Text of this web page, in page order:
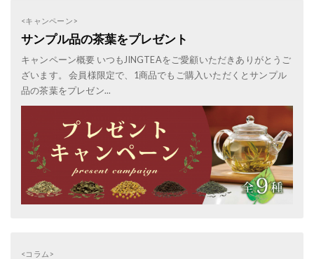
<キャンペーン>
サンプル品の茶葉をプレゼント
キャンペーン概要 いつもJINGTEAをご愛顧いただきありがとうご
ざいます。 会員様限定で、1商品でもご購入いただくとサンプル
品の茶葉をプレゼン...
<コラム>